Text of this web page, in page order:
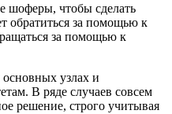
шоферы, чтобы сделать
обратиться за помощью к
за помощью к
узлах и
В ряде случаев совсем
решение, строго учитывая